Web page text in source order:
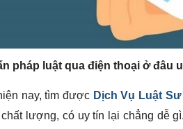
pháp luật qua điện thoại ở đâu
nay, tìm được Dịch Vụ Luật
lượng, có uy tín lại chẳng dễ